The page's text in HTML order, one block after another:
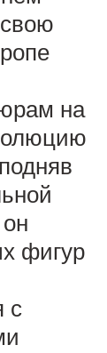
на
фигур
с